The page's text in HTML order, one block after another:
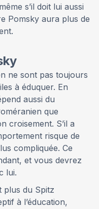
s’il doit lui aussi
Pomsky aura plus de
ne sont pas toujours
à éduquer. En
aussi du
que
croisement. S’il a
risque de
compliquée. Ce
et vous devrez
lui.
plus du Spitz
à l’éducation,